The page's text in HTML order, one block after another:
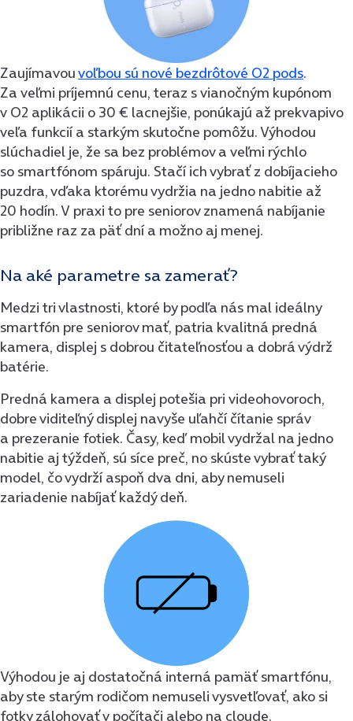
Zaujímavouvoľbou sú nové bezdrôtové O2 pods.
Za veľmi príjemnú cenu, teraz s vianočným kupónom
v O2 aplikácii o 30 € lacnejšie, ponúkajú až prekvapivo
veľa funkcií a starkým skutočne pomôžu. Výhodou
slúchadiel je, že sa bez problémov a veľmi rýchlo
so smartfónom spáruju. Stačí ich vybrať z dobíjacieho
puzdra, vďaka ktorému vydržia na jedno nabitie až
20 hodín. V praxi to pre seniorov znamená nabíjanie
približne raz za päť dní a možno aj menej.
Na aké parametre sa zamerať?
Medzi tri vlastnosti, ktoré by podľa nás mal ideálny
smartfón pre seniorov mať, patria kvalitná predná
kamera, displej s dobrou čitateľnosťou a dobrá výdrž
batérie.
Predná kamera a displej potešia pri videohovoroch,
dobre viditeľný displej navyše uľahčí čítanie správ
a prezeranie fotiek. Časy, keď mobil vydržal na jedno
nabitie aj týždeň, sú síce preč, no skúste vybrať taký
model, čo vydrží aspoň dva dni, aby nemuseli
zariadenie nabíjať každý deň.
Výhodou je aj dostatočná interná pamäť smartfónu,
aby ste starým rodičom nemuseli vysvetľovať, ako si
fotky zálohovať v počítači alebo na cloude.